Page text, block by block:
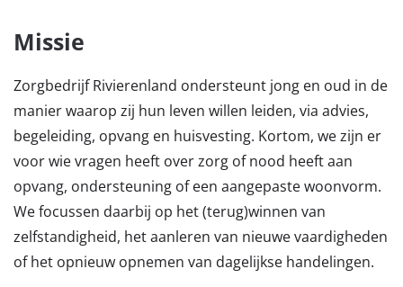
Missie
Zorgbedrijf Rivierenland ondersteunt jong en oud in de
manier waarop zij hun leven willen leiden, via advies,
begeleiding, opvang en huisvesting. Kortom, we zijn er
voor wie vragen heeft over zorg of nood heeft aan
opvang, ondersteuning of een aangepaste woonvorm.
We focussen daarbij op het (terug)winnen van
zelfstandigheid, het aanleren van nieuwe vaardigheden
of het opnieuw opnemen van dagelijkse handelingen.